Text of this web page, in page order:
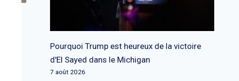
Pourquoi Trump est heureux de la victoire
d'El Sayed dans le Michigan
7 août 2026